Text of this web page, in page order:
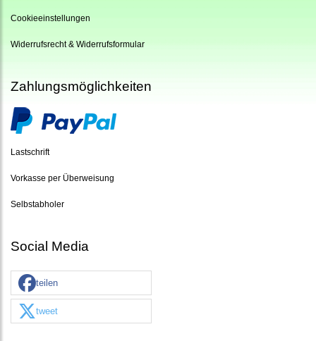
Cookieeinstellungen
Widerrufsrecht & Widerrufsformular
Zahlungsmöglichkeiten
Lastschrift
Vorkasse per Überweisung
Selbstabholer
Social Media
teilen
tweet